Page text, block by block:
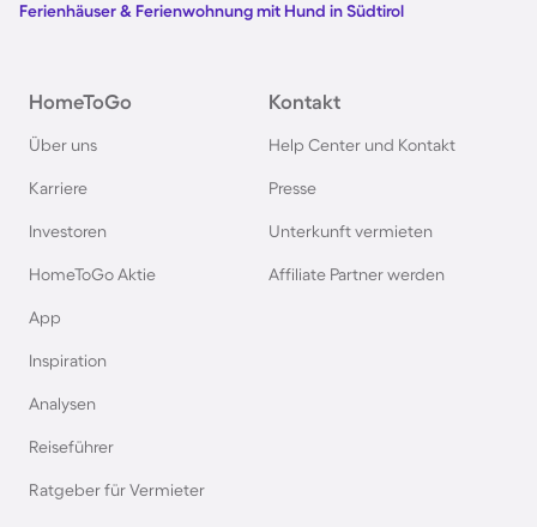
Ferienhäuser & Ferienwohnung mit Hund auf
Bodensee
Ferienhäuser & Ferienwohnung mit Hund am
Ferienhäuser & Ferienwohnung mit Hund an der
Nordsee
Ferienhäuser & Ferienwohnung mit Hund in Südtirol
HomeToGo
Über uns
Karriere
Investoren
HomeToGo Aktie
App
Inspiration
Analysen
Reiseführer
Ratgeber für Vermieter
Kontakt
Help Center und Kontakt
Presse
Unterkunft vermieten
Affiliate Partner werden